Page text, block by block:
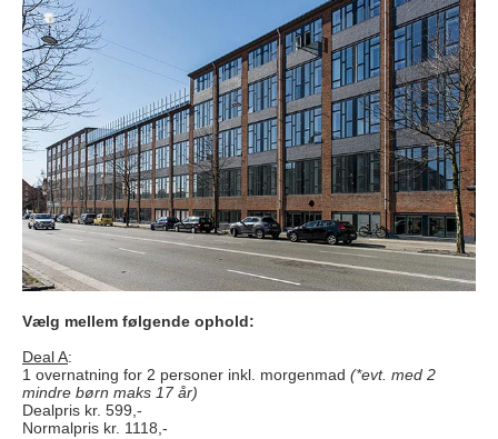
Vælg mellem følgende ophold:
Deal A:
1 overnatning for 2 personer inkl. morgenmad (*evt. med 2
mindre børn maks 17 år)
Dealpris kr. 599,-
Normalpris kr. 1118,-